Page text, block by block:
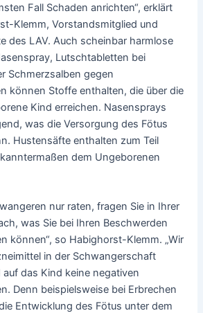
Fall Schaden anrichten“, erklärt
Klemm, Vorstandsmitglied und
des LAV. Auch scheinbar harmlose
Lutschtabletten bei
Schmerzsalben gegen
können Stoffe enthalten, die über die
Kind erreichen. Nasensprays
was die Versorgung des Fötus
Hustensäfte enthalten zum Teil
dem Ungeborenen
nur raten, fragen Sie in Ihrer
was Sie bei Ihren Beschwerden
können“, so Habighorst-Klemm. „Wir
in der Schwangerschaft
das Kind keine negativen
Denn beispielsweise bei Erbrechen
Entwicklung des Fötus unter dem